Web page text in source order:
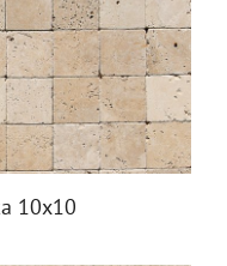
10х10